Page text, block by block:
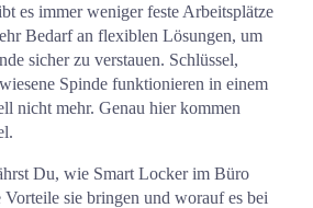
es immer weniger feste Arbeitsplätze
Bedarf an flexiblen Lösungen, um
sicher zu verstauen. Schlüssel,
Spinde funktionieren in einem
nicht mehr. Genau hier kommen
Du, wie Smart Locker im Büro
sie bringen und worauf es bei